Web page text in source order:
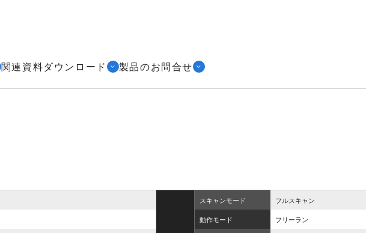
関連資料ダウンロード 製品のお問合せ
スキャンモード
フルスキャン
動作モード
フリーラン